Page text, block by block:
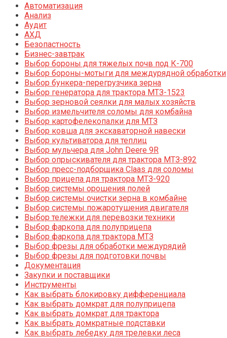
Автоматизация
Анализ
Аудит
АХД
Безопастность
Бизнес-завтрак
Выбор бороны для тяжелых почв под К-700
Выбор бороны-мотыги для междурядной обработки
Выбор бункера-перегрузчика зерна
Выбор генератора для трактора МТЗ-1523
Выбор зерновой сеялки для малых хозяйств
Выбор измельчителя соломы для комбайна
Выбор картофелекопалки для МТЗ
Выбор ковша для экскаваторной навески
Выбор культиватора для теплиц
Выбор мульчера для John Deere 9R
Выбор опрыскивателя для трактора МТЗ-892
Выбор пресс-подборщика Claas для соломы
Выбор прицепа для трактора МТЗ-920
Выбор системы орошения полей
Выбор системы очистки зерна в комбайне
Выбор системы пожаротушения двигателя
Выбор тележки для перевозки техники
Выбор фаркопа для полуприцепа
Выбор фаркопа для трактора МТЗ
Выбор фрезы для обработки междурядий
Выбор фрезы для подготовки почвы
Документация
Закупки и поставщики
Инструменты
Как выбрать блокировку дифференциала
Как выбрать домкрат для полуприцепа
Как выбрать домкрат для трактора
Как выбрать домкратные подставки
Как выбрать лебедку для трелевки леса